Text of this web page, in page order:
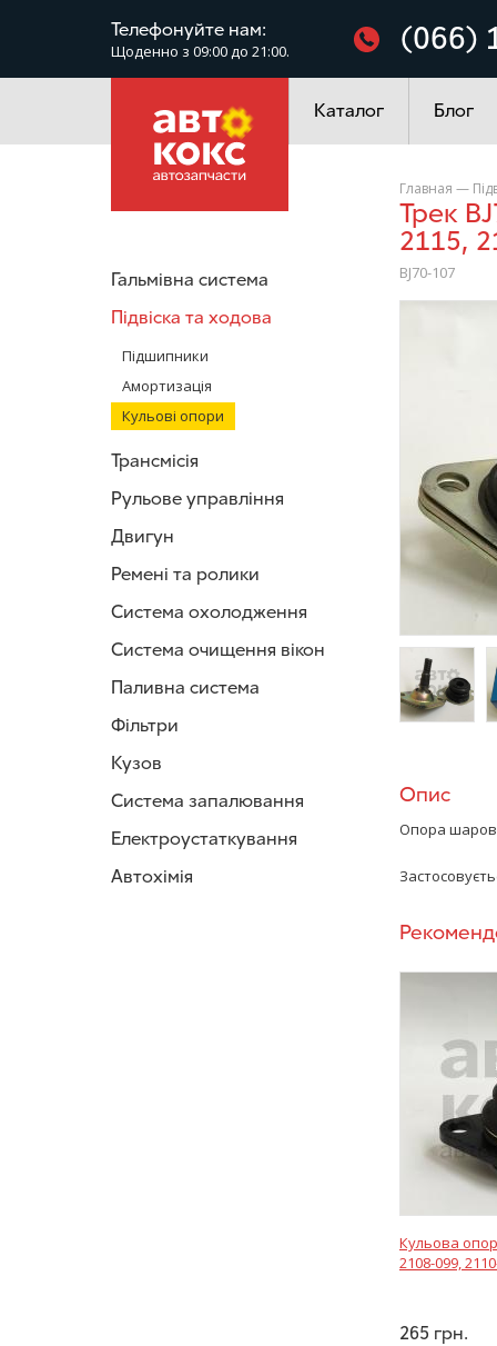
Телефонуйте нам:
Щоденно з 09:00 до 21:00. (066)
Каталог
Електроустаткування
Блог
Гальмівна система
Підвіска та ходова
Підшипники
Амортизація
Кульові опори
Трансмісія
Рульове управління
Двигун
Ремені та ролики
Система охолодження
Система очищення вікон
Паливна система
Фільтри
Кузов
Система запалювання
Електроустаткування
Автохімія
Главная —
Трек BJ70-107 Опора кульова 2108, 2109, 21099, 2113, 2114,
2115,
BJ70-107
Опис
Опора
Кульова
2108-099,
265 грн.